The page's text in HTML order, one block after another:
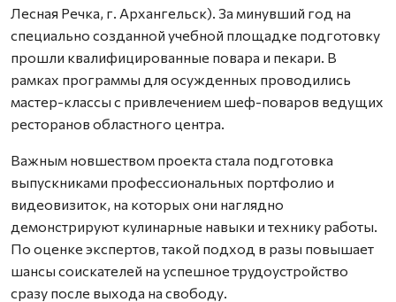
Лесная Речка, г. Архангельск). За минувший год на
специально созданной учебной площадке подготовку
прошли квалифицированные повара и пекари. В
рамках программы для осужденных проводились
мастер-классы с привлечением шеф-поваров ведущих
ресторанов областного центра.
Важным новшеством проекта стала подготовка
выпускниками профессиональных портфолио и
видеовизиток, на которых они наглядно
демонстрируют кулинарные навыки и технику работы.
По оценке экспертов, такой подход в разы повышает
шансы соискателей на успешное трудоустройство
сразу после выхода на свободу.